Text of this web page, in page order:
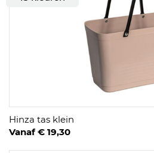
Hinza tas klein
Vanaf € 19,30